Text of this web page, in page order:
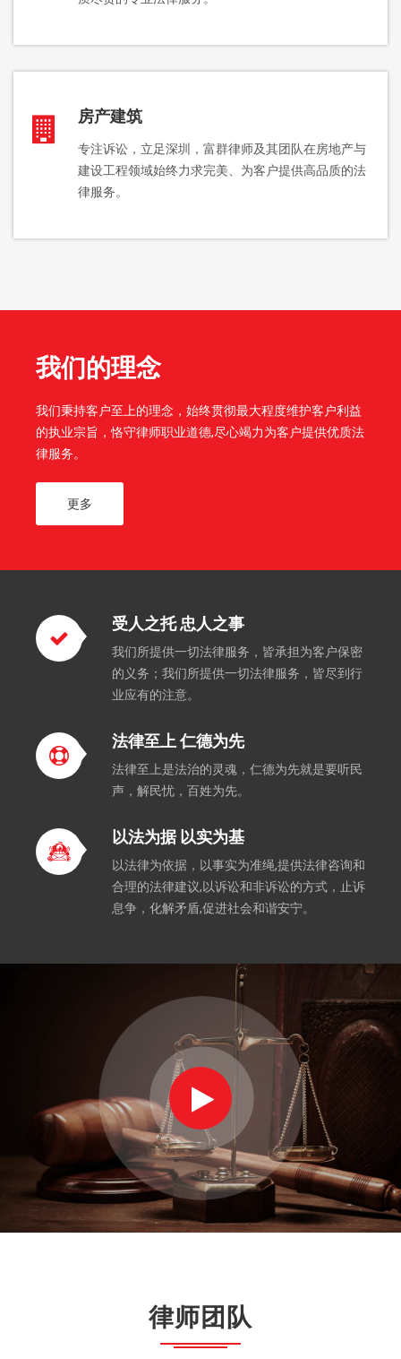
房产建筑
专注诉讼，立足深圳，富群律师及其团队在房地产与
建设工程领域始终力求完美、为客户提供高品质的法
律服务。
我们的理念
我们秉持客户至上的理念，始终贯彻最大程度维护客户利益
的执业宗旨，恪守律师职业道德,尽心竭力为客户提供优质法
律服务。
更多
受人之托 忠人之事
我们所提供一切法律服务，皆承担为客户保密
的义务；我们所提供一切法律服务，皆尽到行
业应有的注意。
法律至上 仁德为先
法律至上是法治的灵魂，仁德为先就是要听民
声，解民忧，百姓为先。
以法为据 以实为基
以法律为依据，以事实为准绳,提供法律咨询和
合理的法律建议,以诉讼和非诉讼的方式，止诉
息争，化解矛盾,促进社会和谐安宁。
律师团队